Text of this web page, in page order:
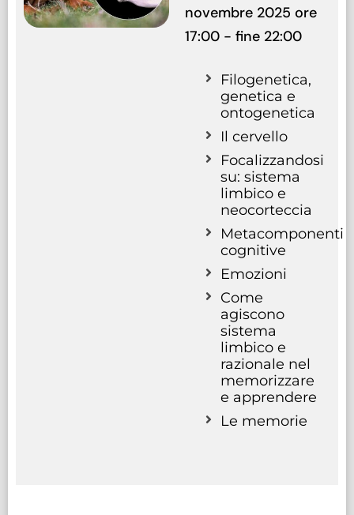
novembre 2025 ore
17:00 - fine 22:00
Filogenetica,
genetica e
ontogenetica
Il cervello
Focalizzandosi
su: sistema
limbico e
neocorteccia
Metacomponenti
cognitive
Emozioni
Come
agiscono
sistema
limbico e
razionale nel
memorizzare
e apprendere
Le memorie